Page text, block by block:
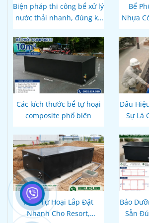
Biện pháp thi công bể xử lý
nước thải nhanh, đúng kỹ
Bể
Nhựa
Các kích thước bể tự hoại
composite phổ biến
Dấu
Sự Là
Hầm Tự Hoại Lắp Đặt
Nhanh Cho Resort,
Bảo
Sẵn